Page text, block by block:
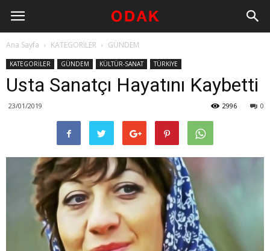
Ana Sayfa KATEGORİLER GÜNDEM
KATEGORİLER GÜNDEM KÜLTÜR-SANAT TÜRKİYE
Usta Sanatçı Hayatını Kaybetti
23/01/2019 0
2996